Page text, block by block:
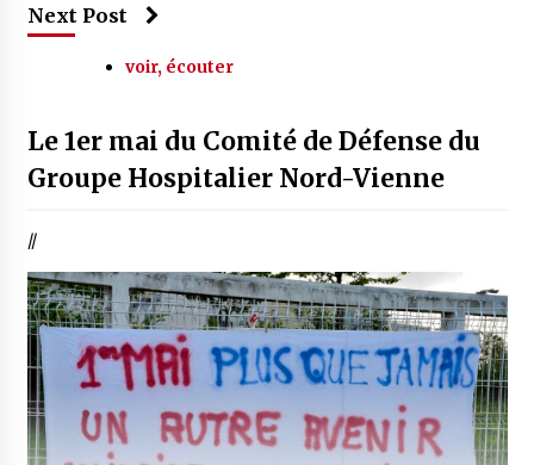
Next Post
voir, écouter
Le 1er mai du Comité de Défense du
Groupe Hospitalier Nord-Vienne
//